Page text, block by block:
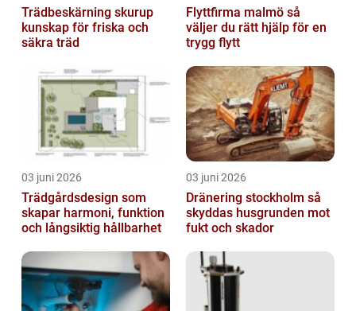
Trädbeskärning skurup
kunskap för friska och
säkra träd
Flyttfirma malmö så
väljer du rätt hjälp för en
trygg flytt
03 juni 2026
Trädgårdsdesign som
skapar harmoni, funktion
och långsiktig hållbarhet
03 juni 2026
Dränering stockholm så
skyddas husgrunden mot
fukt och skador